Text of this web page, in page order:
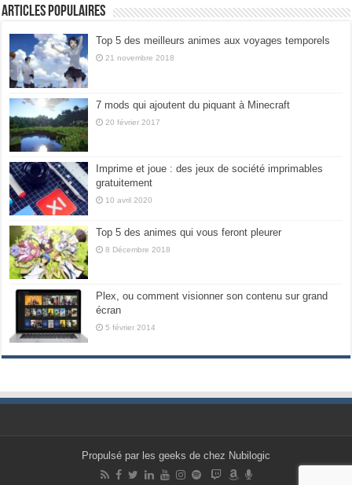
Articles populaires
Top 5 des meilleurs animes aux voyages temporels
21 novembre 2018
7 mods qui ajoutent du piquant à Minecraft
20 février 2017
Imprime et joue : des jeux de société imprimables
gratuitement
10 avril 2020
Top 5 des animes qui vous feront pleurer
8 Décembre 2018
Plex, ou comment visionner son contenu sur grand
écran
5 février 2014
Propulsé par les geeks de chez Nubilogic